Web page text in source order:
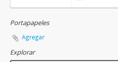
Portapapeles
Agregar
Explorar